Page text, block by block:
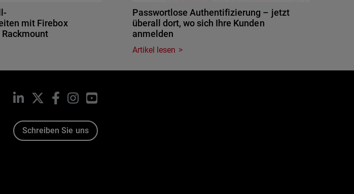
mit Firebox
Passwortlose Authentifizierung – jetzt
überall dort, wo sich Ihre Kunden
anmelden
Artikel lesen
LinkedIn Facebook
InstagramYouTube
Schreiben Sie uns